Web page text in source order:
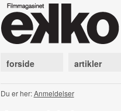
forside artikler
Du er her:Anmeldelser